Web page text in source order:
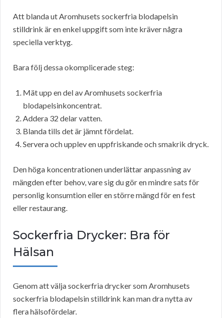
Att blanda ut Aromhusets sockerfria blodapelsin
stilldrink är en enkel uppgift som inte kräver några
speciella verktyg.
Bara följ dessa okomplicerade steg:
Mät upp en del av Aromhusets sockerfria
blodapelsinkoncentrat.
Addera 32 delar vatten.
Blanda tills det är jämnt fördelat.
Servera och upplev en uppfriskande och smakrik dryck.
Den höga koncentrationen underlättar anpassning av
mängden efter behov, vare sig du gör en mindre sats för
personlig konsumtion eller en större mängd för en fest
eller restaurang.
Sockerfria Drycker: Bra för
Hälsan
Genom att välja sockerfria drycker som Aromhusets
sockerfria blodapelsin stilldrink kan man dra nytta av
flera hälsofördelar.